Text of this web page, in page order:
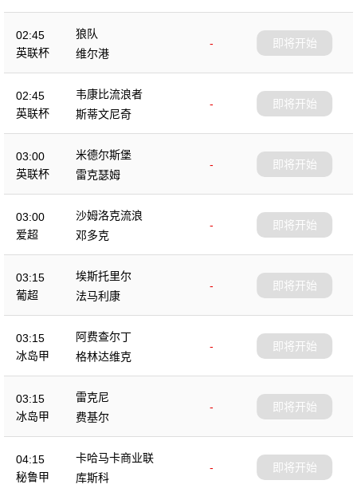
02:45
英联杯
狼队
-
维尔港
即将开始
02:45
英联杯
韦康比流浪者
-
斯蒂文尼奇
即将开始
03:00
英联杯
米德尔斯堡
-
雷克瑟姆
即将开始
03:00
爱超
沙姆洛克流浪
-
邓多克
即将开始
03:15
葡超
埃斯托里尔
-
法马利康
即将开始
03:15
冰岛甲
阿费查尔丁
-
格林达维克
即将开始
03:15
冰岛甲
雷克尼
-
费基尔
即将开始
04:15
秘鲁甲
卡哈马卡商业联
-
库斯科
即将开始